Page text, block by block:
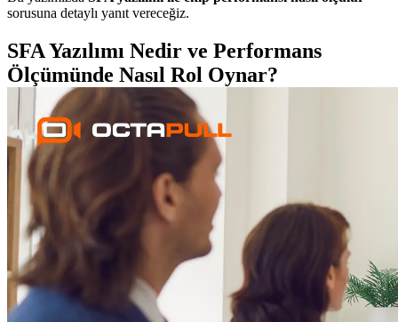
sorusuna detaylı yanıt vereceğiz.
SFA Yazılımı Nedir ve Performans
Ölçümünde Nasıl Rol Oynar?